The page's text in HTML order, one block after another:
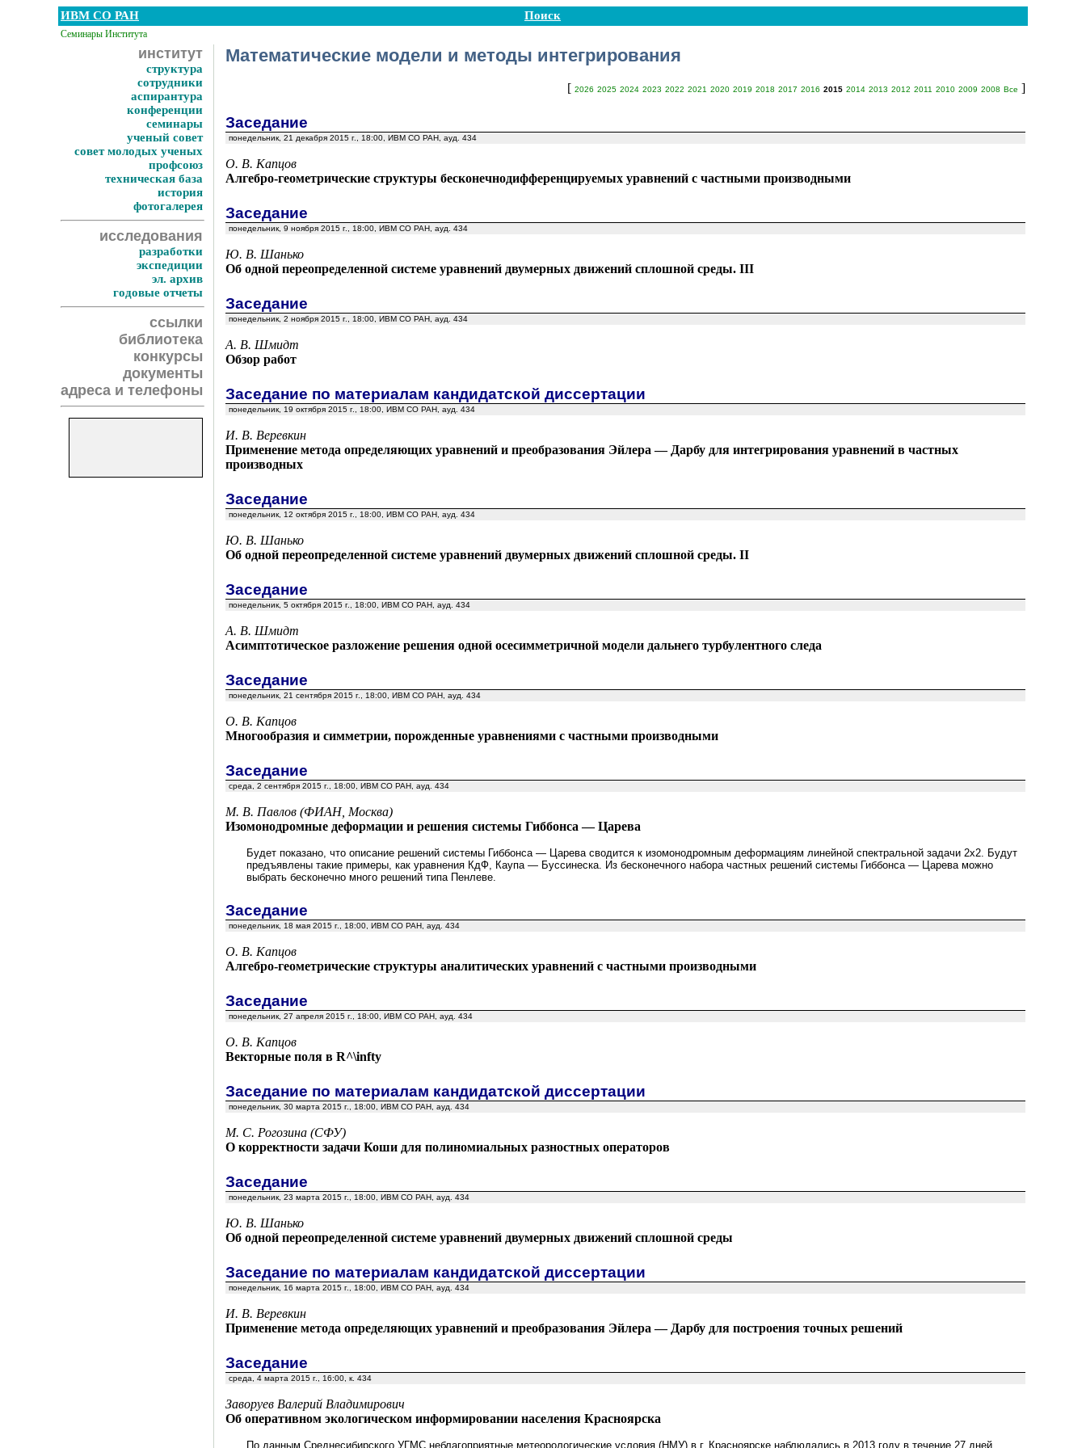
ИВМ СО РАН Поиск
Семинары Института
институт
структура
сотрудники
аспирантура
конференции
семинары
ученый совет
совет молодых ученых
профсоюз
техническая база
история
фотогалерея
исследования
разработки
экспедиции
эл. архив
годовые отчеты
ссылки
библиотека
конкурсы
документы
адреса и телефоны
Математические модели и методы интегрирования
[ 2026 2025 2024 2023 2022 2021 2020 2019 2018 2017 2016 2015 2014 2013 2012 2011 2010 2009 2008 Все ]
Заседание
понедельник, 21 декабря 2015 г., 18:00, ИВМ СО РАН, ауд. 434
О. В. Капцов
Алгебро-геометрические структуры бесконечнодифференцируемых уравнений с частными производными
Заседание
понедельник, 9 ноября 2015 г., 18:00, ИВМ СО РАН, ауд. 434
Ю. В. Шанько
Об одной переопределенной системе уравнений двумерных движений сплошной среды. III
Заседание
понедельник, 2 ноября 2015 г., 18:00, ИВМ СО РАН, ауд. 434
А. В. Шмидт
Обзор работ
Заседание по материалам кандидатской диссертации
понедельник, 19 октября 2015 г., 18:00, ИВМ СО РАН, ауд. 434
И. В. Веревкин
Применение метода определяющих уравнений и преобразования Эйлера — Дарбу для интегрирования уравнений в частных
производных
Заседание
понедельник, 12 октября 2015 г., 18:00, ИВМ СО РАН, ауд. 434
Ю. В. Шанько
Об одной переопределенной системе уравнений двумерных движений сплошной среды. II
Заседание
понедельник, 5 октября 2015 г., 18:00, ИВМ СО РАН, ауд. 434
А. В. Шмидт
Асимптотическое разложение решения одной осесимметричной модели дальнего турбулентного следа
Заседание
понедельник, 21 сентября 2015 г., 18:00, ИВМ СО РАН, ауд. 434
О. В. Капцов
Многообразия и симметрии, порожденные уравнениями с частными производными
Заседание
среда, 2 сентября 2015 г., 18:00, ИВМ СО РАН, ауд. 434
М. В. Павлов (ФИАН, Москва)
Изомонодромные деформации и решения системы Гиббонса — Царева
Будет показано, что описание решений системы Гиббонса — Царева сводится к изомонодромным деформациям линейной спектральной задачи 2x2. Будут
предъявлены такие примеры, как уравнения КдФ, Каупа — Буссинеска. Из бесконечного набора частных решений системы Гиббонса — Царева можно
выбрать бесконечно много решений типа Пенлеве.
Заседание
понедельник, 18 мая 2015 г., 18:00, ИВМ СО РАН, ауд. 434
О. В. Капцов
Алгебро-геометрические структуры аналитических уравнений с частными производными
Заседание
понедельник, 27 апреля 2015 г., 18:00, ИВМ СО РАН, ауд. 434
О. В. Капцов
Векторные поля в R^\infty
Заседание по материалам кандидатской диссертации
понедельник, 30 марта 2015 г., 18:00, ИВМ СО РАН, ауд. 434
М. С. Рогозина (СФУ)
О корректности задачи Коши для полиномиальных разностных операторов
Заседание
понедельник, 23 марта 2015 г., 18:00, ИВМ СО РАН, ауд. 434
Ю. В. Шанько
Об одной переопределенной системе уравнений двумерных движений сплошной среды
Заседание по материалам кандидатской диссертации
понедельник, 16 марта 2015 г., 18:00, ИВМ СО РАН, ауд. 434
И. В. Веревкин
Применение метода определяющих уравнений и преобразования Эйлера — Дарбу для построения точных решений
Заседание
среда, 4 марта 2015 г., 16:00, к. 434
Заворуев Валерий Владимирович
Об оперативном экологическом информировании населения Красноярска
По данным Среднесибирского УГМС неблагоприятные метеорологические условия (НМУ) в г. Красноярске наблюдались в 2013 году в течение 27 дней,